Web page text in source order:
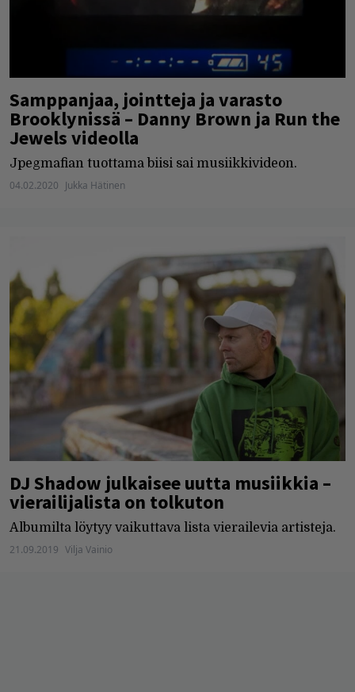
Samppanjaa, jointteja ja varasto
Brooklynissä – Danny Brown ja Run the
Jewels videolla
Jpegmafian tuottama biisi sai musiikkivideon.
04.02.2020 Jukka Hätinen
DJ Shadow julkaisee uutta musiikkia –
vierailijalista on tolkuton
Albumilta löytyy vaikuttava lista vierailevia artisteja.
21.09.2019 Vilja Vainio